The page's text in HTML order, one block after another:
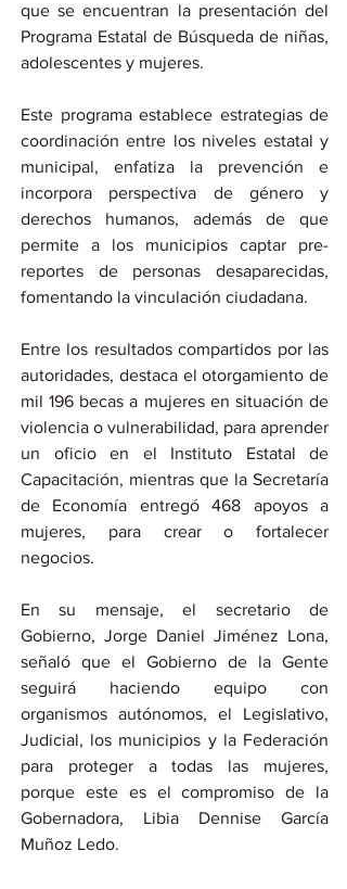
que se encuentran la presentación del
Programa Estatal de Búsqueda de niñas,
adolescentes y mujeres.
Este programa establece estrategias de
coordinación entre los niveles estatal y
municipal, enfatiza la prevención e
incorpora perspectiva de género y
derechos humanos, además de que
permite a los municipios captar pre-
reportes de personas desaparecidas,
fomentando la vinculación ciudadana.
Entre los resultados compartidos por las
autoridades, destaca el otorgamiento de
mil 196 becas a mujeres en situación de
violencia o vulnerabilidad, para aprender
un oficio en el Instituto Estatal de
Capacitación, mientras que la Secretaría
de Economía entregó 468 apoyos a
mujeres, para crear o fortalecer
negocios.
En su mensaje, el secretario de
Gobierno, Jorge Daniel Jiménez Lona,
señaló que el Gobierno de la Gente
seguirá haciendo equipo con
organismos autónomos, el Legislativo,
Judicial, los municipios y la Federación
para proteger a todas las mujeres,
porque este es el compromiso de la
Gobernadora, Libia Dennise García
Muñoz Ledo.